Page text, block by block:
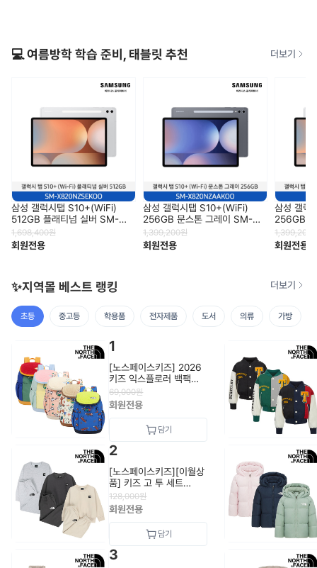
💻 여름방학 학습 준비, 태블릿 추천 더보기
삼성 갤럭시탭 S10+(WiFi)
512GB 플래티넘 실버 SM-
X820NZSEKOO
1,698,400원
회원전용
삼성 갤럭시탭 S10+(WiFi)
256GB 문스톤 그레이 SM-
X820NZAAKOO
1,399,200원
회원전용
삼성 갤럭
256GB
1,399,200
회원전용
✨지역몰 베스트 랭킹 더보기
초등 중고등 학용품 전자제품 도서 의류 가방
1
[노스페이스키즈] 2026
키즈 익스플로러 백팩
NM2DS55_KIDS
69,000원
회원전용
2
[노스페이스키즈][이월상
품] 키즈 고 투 세트
NM5MS01_KIDS
128,000원
회원전용
3